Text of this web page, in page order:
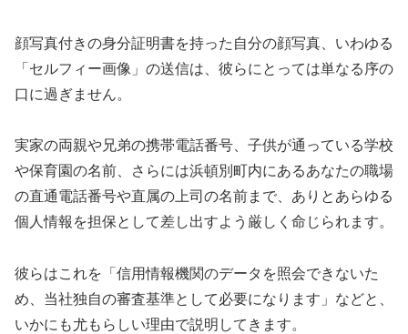
顔写真付きの身分証明書を持った自分の顔写真、いわゆる
「セルフィー画像」の送信は、彼らにとっては単なる序の
口に過ぎません。
実家の両親や兄弟の携帯電話番号、子供が通っている学校
や保育園の名前、さらには浜頓別町内にあるあなたの職場
の直通電話番号や直属の上司の名前まで、ありとあらゆる
個人情報を担保として差し出すよう厳しく命じられます。
彼らはこれを「信用情報機関のデータを照会できないた
め、当社独自の審査基準として必要になります」などと、
いかにも尤もらしい理由で説明してきます。